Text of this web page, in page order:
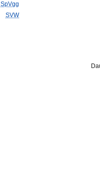
SpVgg
SVW